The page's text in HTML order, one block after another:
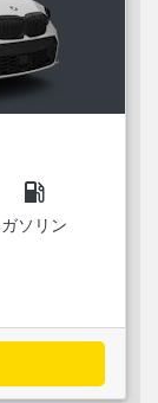
local_gas_station
ガソリン